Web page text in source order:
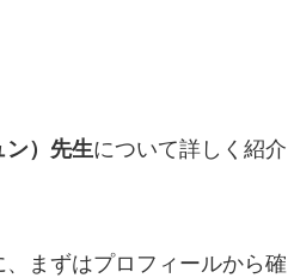
ン）先生について詳しく紹介
まずはプロフィールから確